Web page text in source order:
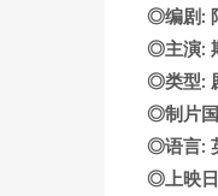
◎编剧:
◎主演:
◎类型:
◎制片
◎语言:
◎上映